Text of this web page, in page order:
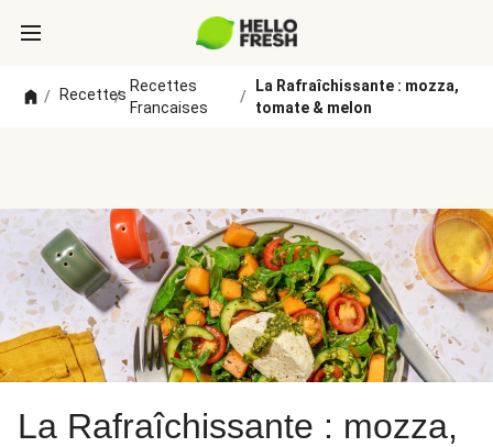
/ Recettes
/
Recettes
Francaises
/
La Rafraîchissante : mozza,
tomate & melon
La Rafraîchissante : mozza,